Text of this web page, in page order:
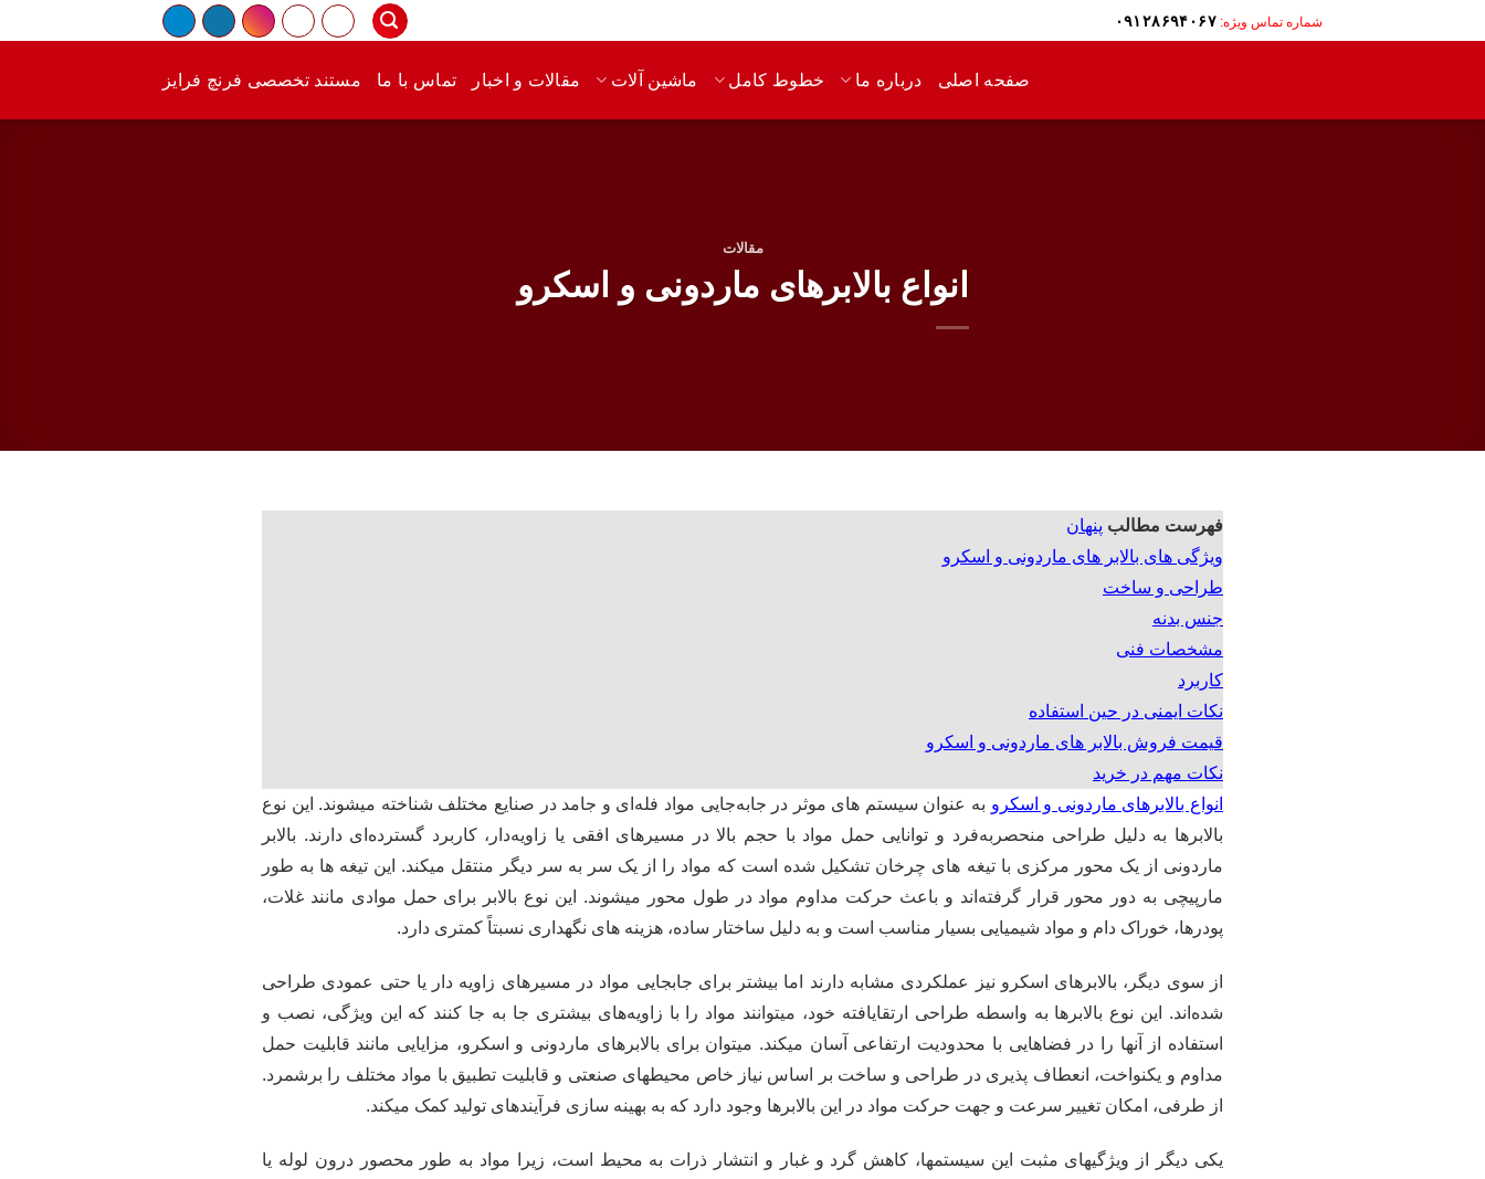
to
شماره تماس ویژه: ۰۹۱۲۸۶۹۴۰۶۷
صفحه اصلی درباره ما خطوط کامل ماشین آلات مقالات و اخبار تماس با ما مستند تخصصی فرنچ فرایز
مقالات
انواع بالابرهای ماردونی و اسکرو
فهرست مطالب پنهان
ویژگی های بالابر های ماردونی و اسکرو
طراحی و ساخت
جنس بدنه
مشخصات فنی
کاربرد
نکات ایمنی در حین استفاده
قیمت فروش بالابر های ماردونی و اسکرو
نکات مهم در خرید
انواع بالابرهای ماردونی و اسکرو به عنوان سیستم های موثر در جابه‌جایی مواد فله‌ای و جامد در صنایع مختلف شناخته میشوند. این نوع
بالابرها به دلیل طراحی منحصربه‌فرد و توانایی حمل مواد با حجم بالا در مسیرهای افقی یا زاویه‌دار، کاربرد گسترده‌ای دارند. بالابر
ماردونی از یک محور مرکزی با تیغه های چرخان تشکیل شده است که مواد را از یک سر به سر دیگر منتقل میکند. این تیغه ها به طور
مارپیچی به دور محور قرار گرفته‌اند و باعث حرکت مداوم مواد در طول محور میشوند. این نوع بالابر برای حمل موادی مانند غلات،
پودرها، خوراک دام و مواد شیمیایی بسیار مناسب است و به دلیل ساختار ساده، هزینه های نگهداری نسبتاً کمتری دارد.
از سوی دیگر، بالابرهای اسکرو نیز عملکردی مشابه دارند اما بیشتر برای جابجایی مواد در مسیرهای زاویه دار یا حتی عمودی طراحی
شده‌اند. این نوع بالابرها به واسطه طراحی ارتقا‌یافته خود، میتوانند مواد را با زاویه‌های بیشتری جا به جا کنند که این ویژگی، نصب و
استفاده از آنها را در فضاهایی با محدودیت ارتفاعی آسان میکند. میتوان برای بالابرهای ماردونی و اسکرو، مزایایی مانند قابلیت حمل
مداوم و یکنواخت، انعطاف پذیری در طراحی و ساخت بر اساس نیاز خاص محیطهای صنعتی و قابلیت تطبیق با مواد مختلف را برشمرد.
از طرفی، امکان تغییر سرعت و جهت حرکت مواد در این بالابرها وجود دارد که به بهینه سازی فرآیندهای تولید کمک میکند.
یکی دیگر از ویژگیهای مثبت این سیستمها، کاهش گرد و غبار و انتشار ذرات به محیط است، زیرا مواد به طور محصور درون لوله یا